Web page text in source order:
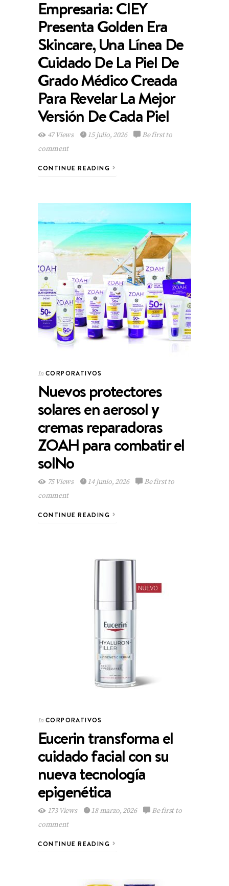
Empresaria: CIEY
Presenta Golden Era
Skincare, Una Línea De
Cuidado De La Piel De
Grado Médico Creada
Para Revelar La Mejor
Versión De Cada Piel
47 Views 15 julio, 2026
Be first to
comment
CONTINUE READING
In CORPORATIVOS
Nuevos protectores
solares en aerosol y
cremas reparadoras
ZOAH para combatir el
solNo
75 Views 14 junio, 2026
Be first to
comment
CONTINUE READING
In CORPORATIVOS
Eucerin transforma el
cuidado facial con su
nueva tecnología
epigenética
173 Views 18 marzo, 2026
Be first to
comment
CONTINUE READING